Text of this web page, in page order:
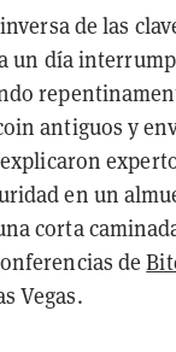
de las
un día
antiguos y
en un
corta
de
Vegas.